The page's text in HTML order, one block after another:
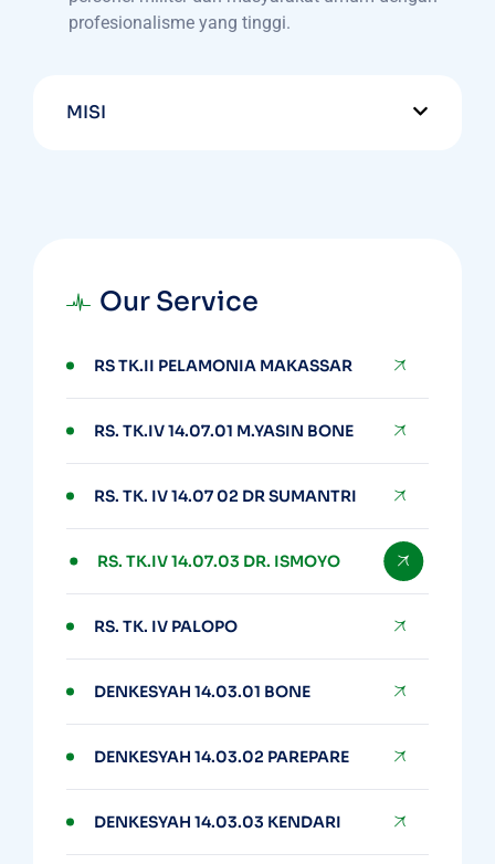
profesionalisme yang tinggi.
MISI
Our Service
RS TK.II PELAMONIA MAKASSAR
RS. TK.IV 14.07.01 M.YASIN BONE
RS. TK. IV 14.07 02 DR SUMANTRI
RS. TK.IV 14.07.03 DR. ISMOYO
RS. TK. IV PALOPO
DENKESYAH 14.03.01 BONE
DENKESYAH 14.03.02 PAREPARE
DENKESYAH 14.03.03 KENDARI